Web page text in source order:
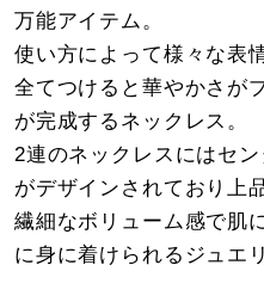
万能アイテム。
使い方によって様々な表
全てつけると華やかさが
が完成するネックレス。
2連のネックレスにはセ
がデザインされており上
繊細なボリューム感で肌
に身に着けられるジュエ